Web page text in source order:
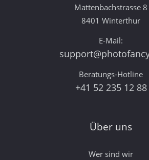
Mattenbachstrasse 8
8401 Winterthur
E-Mail:
Beratungs-Hotline
+41 52 235 12 88
Über uns
Wer sind wir